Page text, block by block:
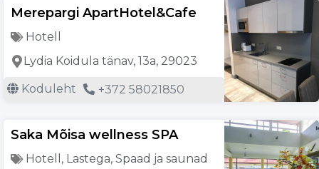
Merepargi ApartHotel&Cafe
Hotell
Lydia Koidula tänav, 13a, 29023
Koduleht +372 58021850
Saka Mõisa wellness SPA
Hotell , Lastega, Spaad ja saunad